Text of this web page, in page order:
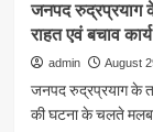
हस्ताक्षर।
24×7
Live
news
रुद्रप्रयाग,
चमोली,
टिहरी
बागेश्वर
में
जनपद रुद्रप्रयाग
राहत एवं बचाव
admin August
जनपद रुद्रप्रयाग के
की घटना के चलते